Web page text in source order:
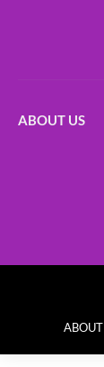
ABOUT US
ABOUT